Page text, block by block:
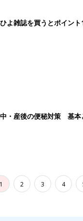
よ雑誌を買うとポイント
・産後の便秘対策 基本
1 2 3 4